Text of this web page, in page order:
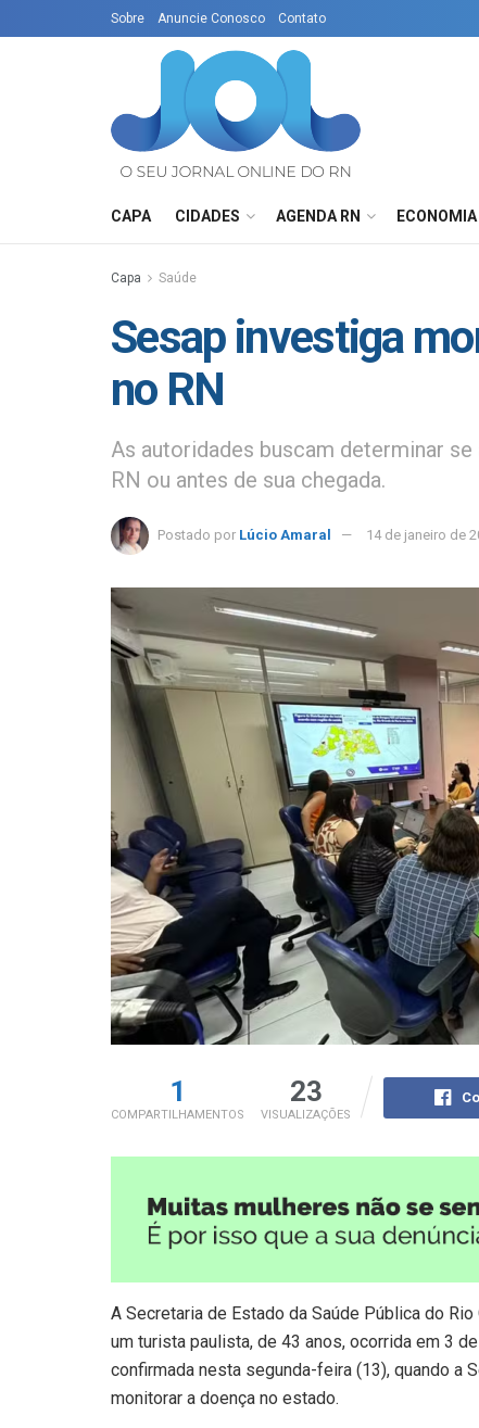
Sobre Anuncie Conosco Contato
CAPA CIDADES AGENDA RN ECONOMIA
Capa Saúde
Sesap investiga
no RN
As autoridades buscam determinar
RN ou antes de sua chegada.
Postado por Lúcio Amaral 14 de janeiro de
1
COMPARTILHAMENTOS
23
VISUALIZAÇÕES
A Secretaria de Estado da Saúde Pública do
um turista paulista, de 43 anos, ocorrida em 3
confirmada nesta segunda-feira (13), quando a
monitorar a doença no estado.